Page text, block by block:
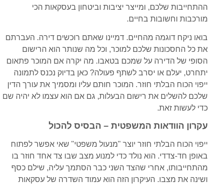
ההתחייבות שלכם, ומייצר יציבות וביטחון בעסקאות הכי
מורכבות וחשובות בחיים.
בואו ניקח דוגמה מהחיים. דמיינו שאתם רוכשים דירה. העברתם
את כל החסכונות שלכם למוכר, וכל מה שנותר הוא הרישום
הסופי של הדירה על שמכם בטאבו. מה יקרה אם המוכר פתאום
יתחרט, יעלם או יסרב לשתף פעולה? כאן בדיוק נכנס לתמונה
ייפוי הכוח הבלתי חוזר. המוכר חותם עליו ומסמיך את עורך הדין
שלכם להשלים את רישום הבעלות, גם אם הוא עצמו לא יהיה שם
כדי לעשות זאת.
עקרון הוודאות המשפטית – הבסיס להכול
ייפוי הכוח הבלתי חוזר יוצר "מנעול משפטי" שאי אפשר לפתוח
באופן חד-צדדי. הוא נולד כדי למנוע מצב שבו צד אחד חוזר בו
מהתחייבותו, אחרי שהצד השני כבר הסתמך עליה, שילם כסף
ושינה את מצבו. העיקרון הזה הוא עמוד השדרה של עסקאות